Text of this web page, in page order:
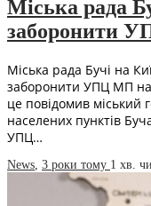
Міська рада
заборонити
Міська рада Бучі на
заборонити УПЦ МП на
це повідомив міський
населених пунктів
УПЦ…
News 3 роки тому 1 хв.